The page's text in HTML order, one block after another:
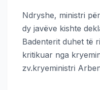
Ndryshe, ministri
dy javëve kishte
Badenterit duhet të
kritikuar nga
zv.kryeministri